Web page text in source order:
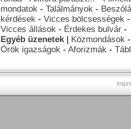
mondatok - Találmányok -
kérdések - Vicces bölcsességek
Vicces állások - Érdekes bulvár -
Egyéb üzenetek| Közmondások
Örök igazságok - Aforizmák -